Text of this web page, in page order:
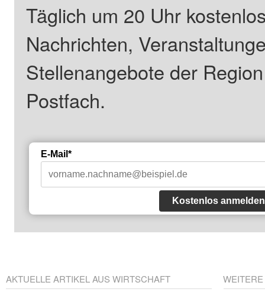
Täglich um 20 Uhr
Nachrichten,
Stellenangebote der
Postfach.
E-Mail*
Kostenlos anmelden
AKTUELLE ARTIKEL AUS WIRTSCHAFT